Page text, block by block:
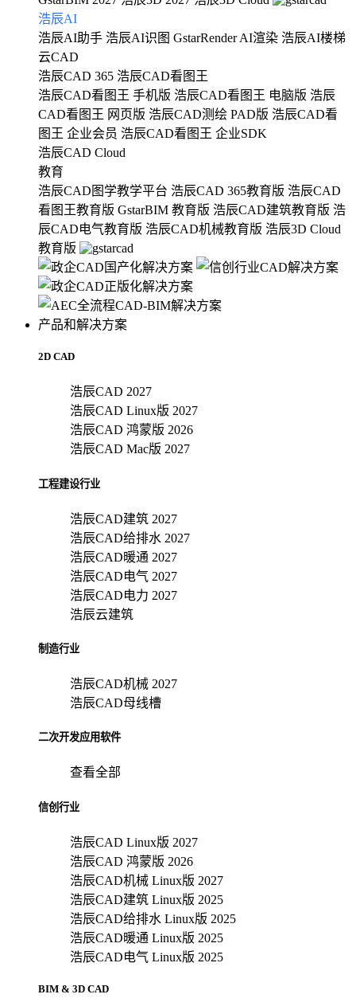
浩辰AI
浩辰AI助手 浩辰AI识图 GstarRender AI渲染 浩辰AI楼梯
云CAD
浩辰CAD 365 浩辰CAD看图王
浩辰CAD看图王 手机版 浩辰CAD看图王 电脑版 浩辰
CAD看图王 网页版 浩辰CAD测绘 PAD版 浩辰CAD看
图王 企业会员 浩辰CAD看图王 企业SDK
浩辰CAD Cloud
教育
浩辰CAD图学教学平台 浩辰CAD 365教育版 浩辰CAD
看图王教育版 GstarBIM 教育版 浩辰CAD建筑教育版 浩
辰CAD电气教育版 浩辰CAD机械教育版 浩辰3D Cloud
教育版
产品和解决方案
2D CAD
浩辰CAD 2027
浩辰CAD Linux版 2027
浩辰CAD 鸿蒙版 2026
浩辰CAD Mac版 2027
工程建设行业
浩辰CAD建筑 2027
浩辰CAD给排水 2027
浩辰CAD暖通 2027
浩辰CAD电气 2027
浩辰CAD电力 2027
浩辰云建筑
制造行业
浩辰CAD机械 2027
浩辰CAD母线槽
二次开发应用软件
查看全部
信创行业
浩辰CAD Linux版 2027
浩辰CAD 鸿蒙版 2026
浩辰CAD机械 Linux版 2027
浩辰CAD建筑 Linux版 2025
浩辰CAD给排水 Linux版 2025
浩辰CAD暖通 Linux版 2025
浩辰CAD电气 Linux版 2025
BIM & 3D CAD